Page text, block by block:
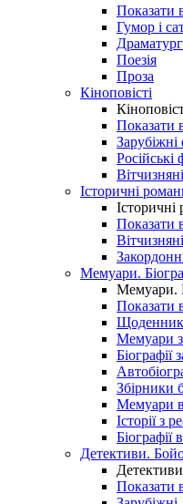
Показати
Гумор і
Поезія
Проза
Кіноповісті
Показати
Зарубіжні
Російські
Історичні
Історичні
Показати
Мемуари.
Мемуари.
Показати
Мемуари
Біографії
Збірники
Мемуари
Історії з
Біографії
Детективи.
Показати